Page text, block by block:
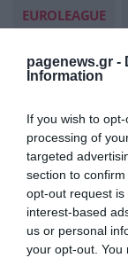
pagenews.gr -
Information
If you wish to
processing of
targeted
section to
opt-out request
interest-based
us or personal
your opt-out. You
EUROLEAGUE
ΔΕΙΤΕ
GOOGLE NEWS
Σχετικά
➤
παίρνεις έναν
➤ EuroLeague:
ομάδων –
Παναθηναϊκό